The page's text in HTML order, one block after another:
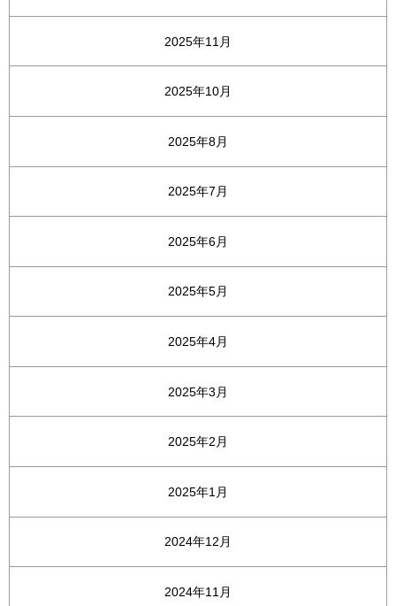
2025年11月
2025年10月
2025年8月
2025年7月
2025年6月
2025年5月
2025年4月
2025年3月
2025年2月
2025年1月
2024年12月
2024年11月